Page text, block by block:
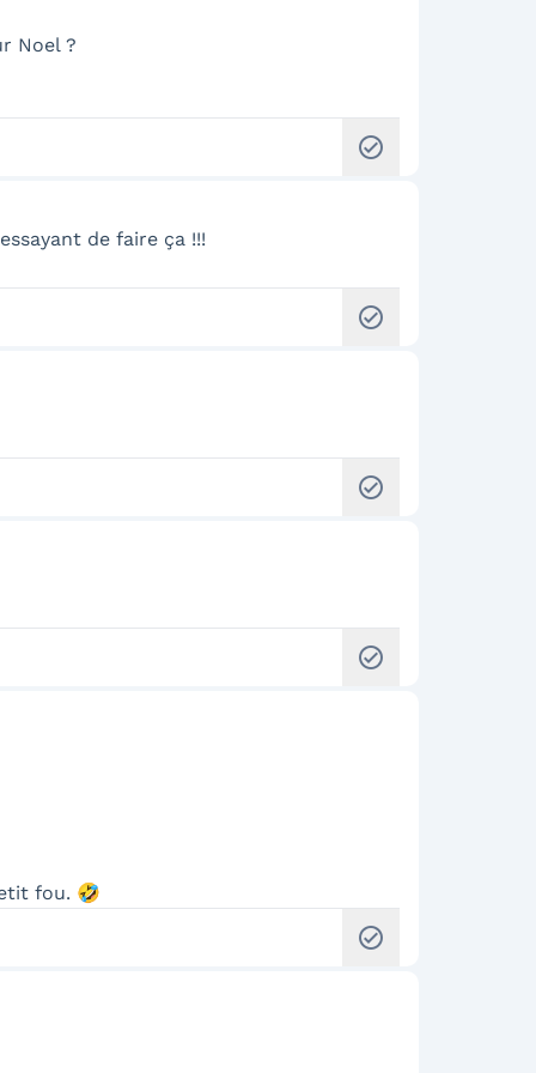
Noel ?
check_circle
de faire ça !!!
check_circle
check_circle
check_circle
fou. 🤣
check_circle